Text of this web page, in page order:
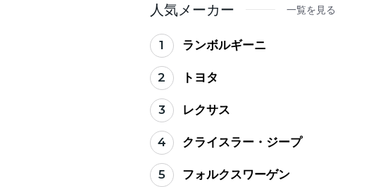
人気メーカー 一覧を見る
1 ランボルギーニ
2 トヨタ
3 レクサス
4 クライスラー・ジープ
5 フォルクスワーゲン